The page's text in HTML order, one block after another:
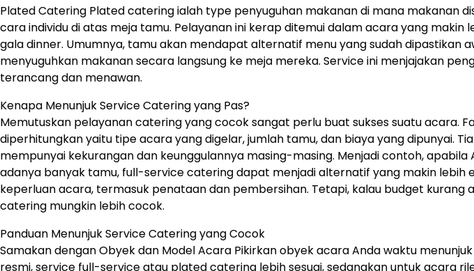
Plated Catering Plated catering ialah type penyuguhan makanan di mana makanan
cara individu di atas meja tamu. Pelayanan ini kerap ditemui dalam acara yang
gala dinner. Umumnya, tamu akan mendapat alternatif menu yang sudah dipastikan
menyuguhkan makanan secara langsung ke meja mereka. Service ini menjajakan
terancang dan menawan.
Kenapa Menunjuk Service Catering yang Pas?
Memutuskan pelayanan catering yang cocok sangat perlu buat sukses suatu acara.
diperhitungkan yaitu tipe acara yang digelar, jumlah tamu, dan biaya yang dipunyai.
mempunyai kekurangan dan keunggulannya masing-masing. Menjadi contoh,
adanya banyak tamu, full-service catering dapat menjadi alternatif yang makin lebih
keperluan acara, termasuk penataan dan pembersihan. Tetapi, kalau budget kurang
catering mungkin lebih cocok.
Panduan Menunjuk Service Catering yang Cocok
Samakan dengan Obyek dan Model Acara Pikirkan obyek acara Anda waktu
resmi, service full-service atau plated catering lebih sesuai, sedangkan untuk acara